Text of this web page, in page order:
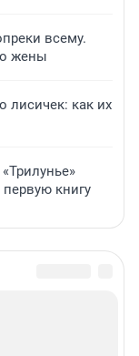
всему.
жены
лисичек: как их
книгу